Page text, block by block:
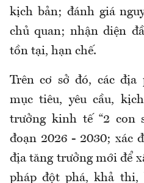
kịch bản; đánh giá
chủ quan; nhận diện
tồn tại, hạn chế.
Trên cơ sở đó, các địa
mục tiêu, yêu cầu,
trưởng kinh tế “2 con
đoạn 2026 - 2030; xác
địa tăng trưởng mới để
pháp đột phá, khả thi,